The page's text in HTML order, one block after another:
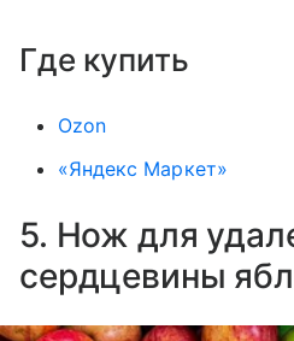
Где купить
Ozon
«Яндекс Маркет»
5. Нож для
сердцевины